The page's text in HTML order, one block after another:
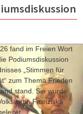
fand im Freien Wort
Podiumsdiskussion
„Stimmen für
zum Thema Frieden
stand. Sie wurde
Franziska